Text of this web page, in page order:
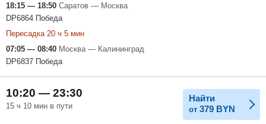
18:15 — 18:50 Саратов — Москва
DP6864 Победа
Пересадка 20 ч 5 мин
07:05 — 08:40 Москва — Калининград
DP6837 Победа
10:20 — 23:30
15 ч 10 мин в пути
Найти
от 379 BYN